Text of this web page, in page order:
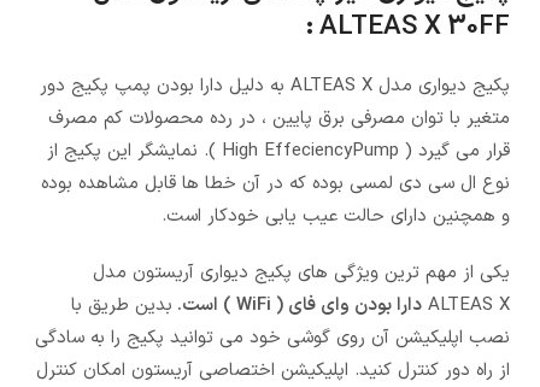
ALTEAS X 30FF :
پکیج دیواری مدل ALTEAS X به دلیل دارا بودن پمپ پکیج دور
متغیر با توان مصرفی برق پایین ، در رده محصولات کم مصرف
قرار می گیرد ( High EffeciencyPump ). نمایشگر این پکیج از
نوع ال سی دی لمسی بوده که در آن خطا ها قابل مشاهده بوده
و همچنین دارای حالت عیب یابی خودکار است.
یکی از مهم ترین ویژگی های پکیج دیواری آریستون مدل
ALTEAS X دارا بودن وای فای ( WiFi ) است.
بدین طریق با
نصب اپلیکیشن آن روی گوشی خود می توانید پکیج را به سادگی
از راه دور کنترل کنید. اپلیکیشن اختصاصی آریستون امکان کنترل